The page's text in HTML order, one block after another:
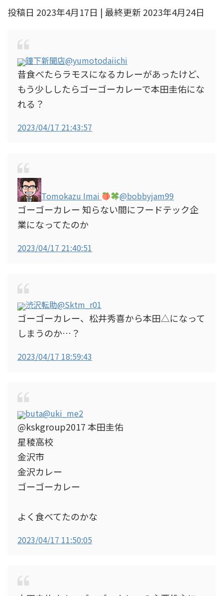
投稿日 2023年4月17日 | 最終更新 2023年4月24日
鐘下新聞店@yumotodaiichi
昔食べたらラモスになるカレーがあったけど、
もう少ししたらゴーゴーカレーで本田圭佑にな
れる？
2023/04/17 21:43:57
Tomokazu Imai @bobbyjam99
ゴーゴーカレー 知らない間にフードテック企
業になってたのか
2023/04/17 21:40:51
渋沢転助@Sktm_r01
ゴーゴーカレー、松井秀喜から本田△になって
しまうのか…？
2023/04/17 18:59:43
buta@uki_me2
@kskgroup2017 本田圭佑
星稜高校
金沢市
金沢カレー
ゴーゴーカレー
よく食べてたのかな
2023/04/17 11:50:05